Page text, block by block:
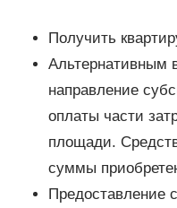
Получить
Альтернативным
направление
оплаты части
площади.
суммы
Предоставление